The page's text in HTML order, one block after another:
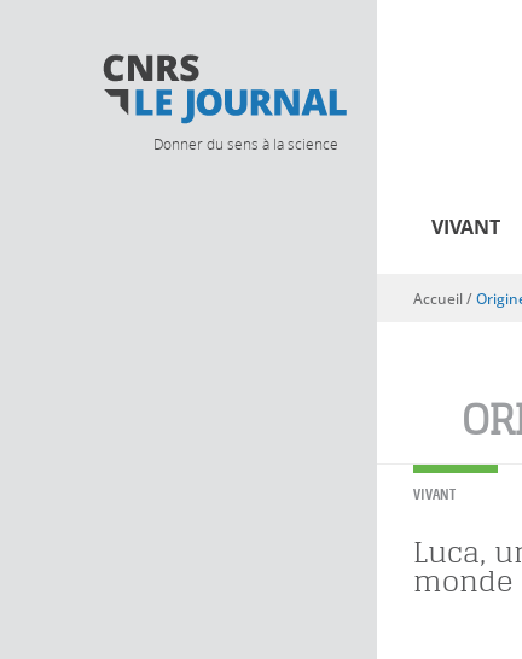
Donner du sens à la science
VIVANT
Vous êtes ici
Accueil/
VIVANT
Luca,
monde